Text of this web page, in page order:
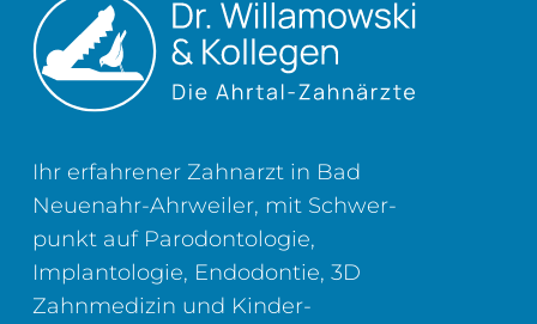
Ihr erfahrener Zahnarzt in Bad
Neuenahr-Ahrweiler, mit Schwer­
punkt auf Parodontologie,
Implantologie, Endodontie, 3D
Zahn­medizin und Kinder­